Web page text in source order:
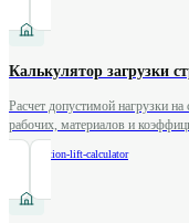
Калькулятор загрузки
Расчет допустимой нагрузки
рабочих, материалов и
construction-lift-calculator